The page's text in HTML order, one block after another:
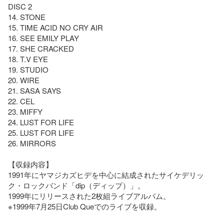
DISC 2
14. STONE
15. TIME ACID NO CRY AIR
16. SEE EMILY PLAY
17. SHE CRACKED
18. T.V EYE
19. STUDIO
20. WIRE
21. SASA SAYS
22. CEL
23. MIFFY
24. LUST FOR LIFE
25. LUST FOR LIFE
26. MIRRORS
【収録内容】
1991年にヤマジカズヒデを中心に結成されたサイケデリッ
ク・ロックバンド「dip（ディップ）」。
1999年にリリースされた2枚組ライブアルバム。
※1999年7月25日Club Queでのライブを収録。